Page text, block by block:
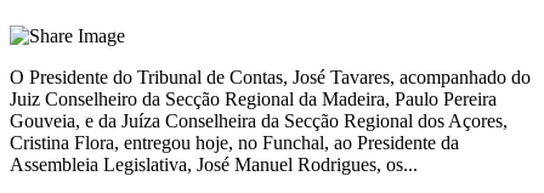
O Presidente do Tribunal de Contas, José Tavares, acompanhado do
Juiz Conselheiro da Secção Regional da Madeira, Paulo Pereira
Gouveia, e da Juíza Conselheira da Secção Regional dos Açores,
Cristina Flora, entregou hoje, no Funchal, ao Presidente da
Assembleia Legislativa, José Manuel Rodrigues, os...